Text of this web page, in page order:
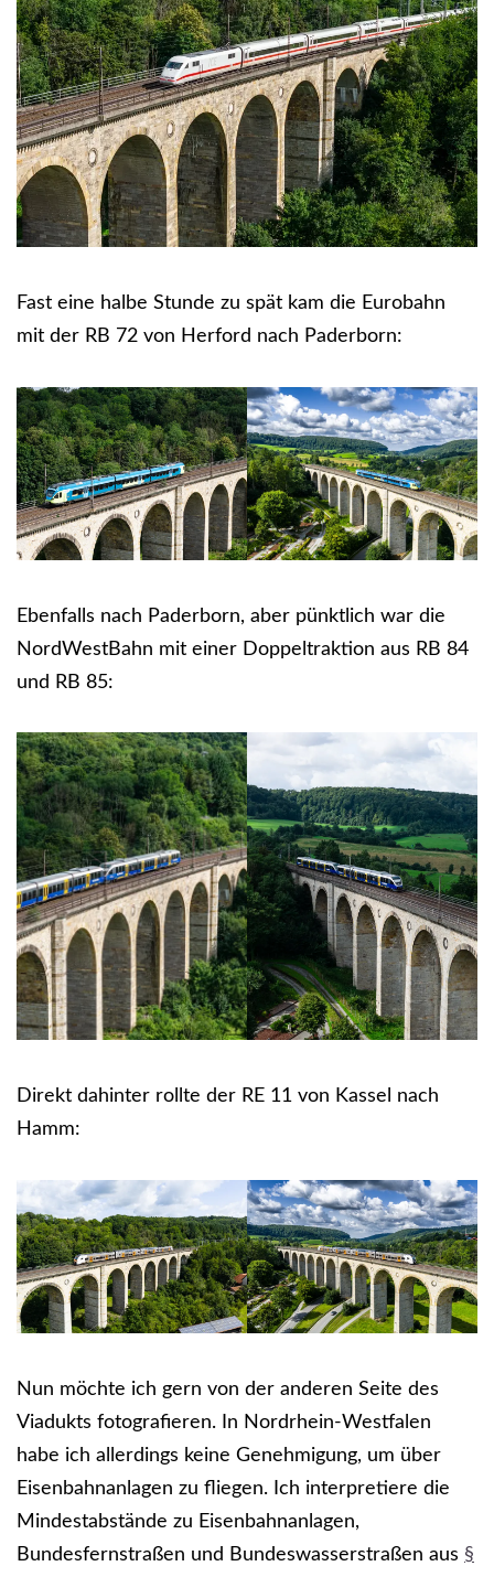
Fast eine halbe Stunde zu spät kam die Eurobahn
mit der RB 72 von Herford nach Paderborn:
Ebenfalls nach Paderborn, aber pünktlich war die
NordWestBahn mit einer Doppeltraktion aus RB 84
und RB 85:
Direkt dahinter rollte der RE 11 von Kassel nach
Hamm:
Nun möchte ich gern von der anderen Seite des
Viadukts fotografieren. In Nordrhein-Westfalen
habe ich allerdings keine Genehmigung, um über
Eisenbahnanlagen zu fliegen. Ich interpretiere die
Mindestabstände zu Eisenbahnanlagen,
Bundesfernstraßen und Bundeswasserstraßen aus §